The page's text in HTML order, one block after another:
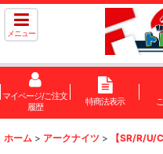
メニュー
マイページ/ご注文
履歴
特商法表示
ホーム > アークナイツ > 【SR/R/U/C